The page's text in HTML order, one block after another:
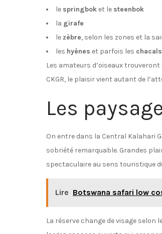
le springbok et le steenbok
la girafe
le zèbre, selon les zones et la
les hyènes et parfois les chacals
Les amateurs d’oiseaux
CKGR, le plaisir vient autant de
Les
On entre dans la Central Kalahari
sobriété remarquable. Grandes
spectaculaire au sens touristique
Lire Botswana safari low
La réserve change de visage selon